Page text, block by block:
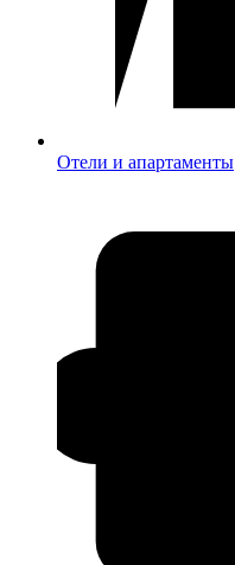
Отели и апартаменты